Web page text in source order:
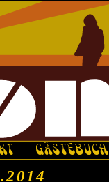
GÄSTEBUCH